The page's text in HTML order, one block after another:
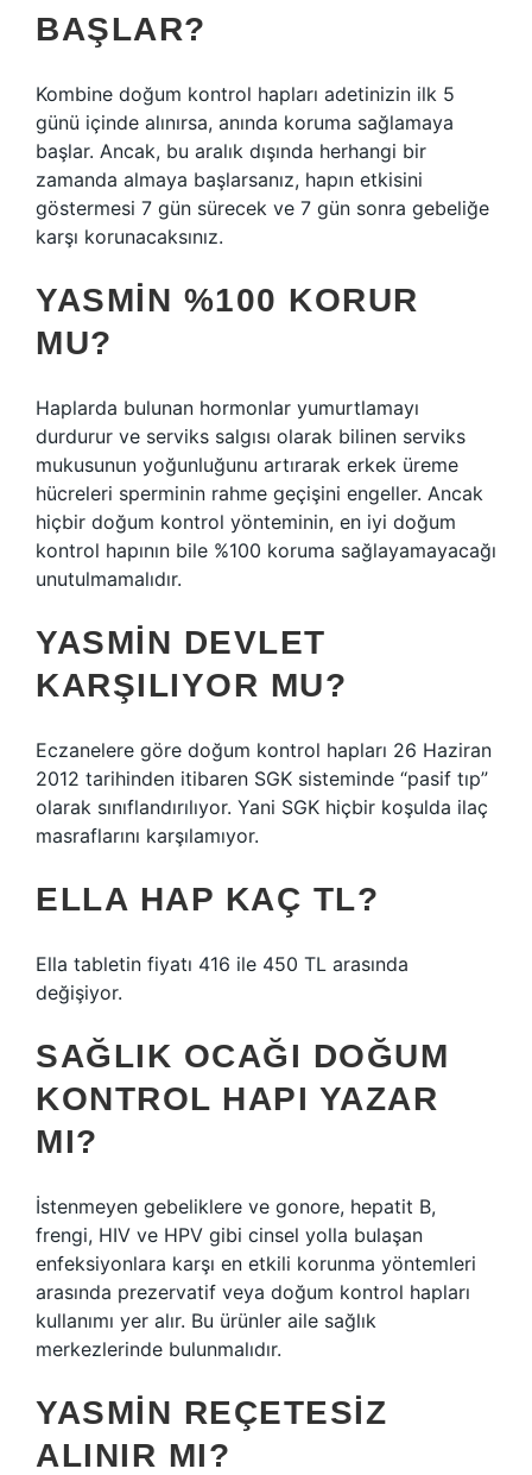
BAŞLAR?
Kombine doğum kontrol hapları adetinizin ilk 5
günü içinde alınırsa, anında koruma sağlamaya
başlar. Ancak, bu aralık dışında herhangi bir
zamanda almaya başlarsanız, hapın etkisini
göstermesi 7 gün sürecek ve 7 gün sonra gebeliğe
karşı korunacaksınız.
YASMIN %100 KORUR
MU?
Haplarda bulunan hormonlar yumurtlamayı
durdurur ve serviks salgısı olarak bilinen serviks
mukusunun yoğunluğunu artırarak erkek üreme
hücreleri sperminin rahme geçişini engeller. Ancak
hiçbir doğum kontrol yönteminin, en iyi doğum
kontrol hapının bile %100 koruma sağlayamayacağı
unutulmamalıdır.
YASMIN DEVLET
KARŞILIYOR MU?
Eczanelere göre doğum kontrol hapları 26 Haziran
2012 tarihinden itibaren SGK sisteminde “pasif tıp”
olarak sınıflandırılıyor. Yani SGK hiçbir koşulda ilaç
masraflarını karşılamıyor.
ELLA HAP KAÇ TL?
Ella tabletin fiyatı 416 ile 450 TL arasında
değişiyor.
SAĞLIK OCAĞI DOĞUM
KONTROL HAPI YAZAR
MI?
İstenmeyen gebeliklere ve gonore, hepatit B,
frengi, HIV ve HPV gibi cinsel yolla bulaşan
enfeksiyonlara karşı en etkili korunma yöntemleri
arasında prezervatif veya doğum kontrol hapları
kullanımı yer alır. Bu ürünler aile sağlık
merkezlerinde bulunmalıdır.
YASMIN REÇETESIZ
ALINIR MI?